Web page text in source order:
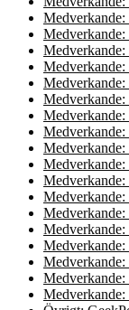
Medverkande:
Medverkande:
Medverkande:
Medverkande:
Medverkande:
Medverkande:
Medverkande:
Medverkande:
Medverkande:
Medverkande:
Medverkande: